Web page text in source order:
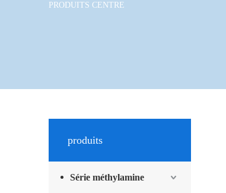
PRODUITS CENTRE
produits
Série méthylamine